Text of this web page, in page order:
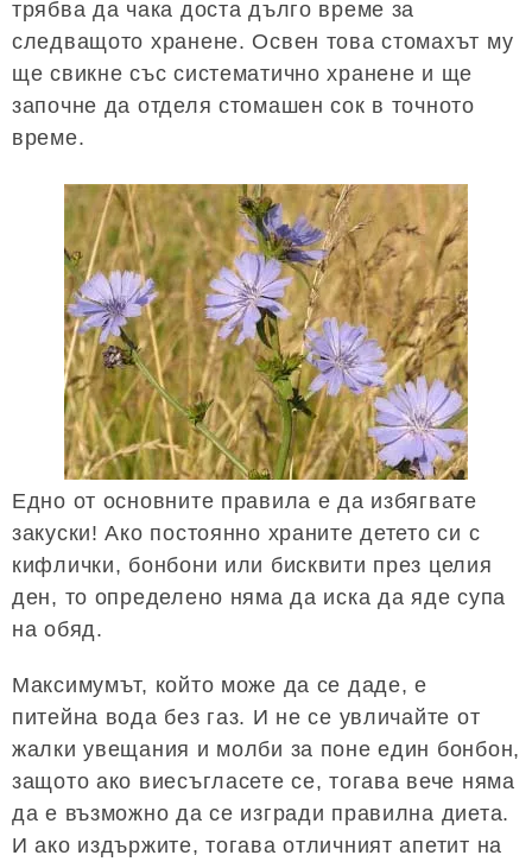
трябва да чака доста дълго време за
следващото хранене. Освен това стомахът му
ще свикне със систематично хранене и ще
започне да отделя стомашен сок в точното
време.
Едно от основните правила е да избягвате
закуски! Ако постоянно храните детето си с
кифлички, бонбони или бисквити през целия
ден, то определено няма да иска да яде супа
на обяд.
Максимумът, който може да се даде, е
питейна вода без газ. И не се увличайте от
жалки увещания и молби за поне един бонбон,
защото ако виесъгласете се, тогава вече няма
да е възможно да се изгради правилна диета.
И ако издържите, тогава отличният апетит на